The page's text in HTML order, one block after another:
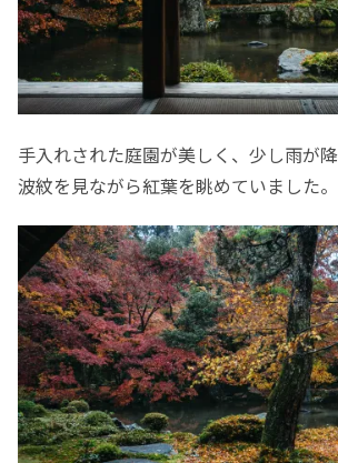
手入れされた庭園が美しく、少し雨が
波紋を見ながら紅葉を眺めていました。